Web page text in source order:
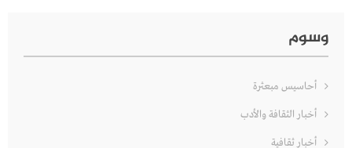
وسوم
أحاسيس مبعثرة
أخبار الثقافة والأدب
أخبار ثقافية